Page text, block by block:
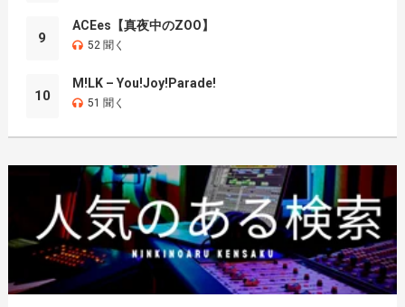
9
ACEes【真夜中のZOO】
52 聞く
10
M!LK – You!Joy!Parade!
51 聞く